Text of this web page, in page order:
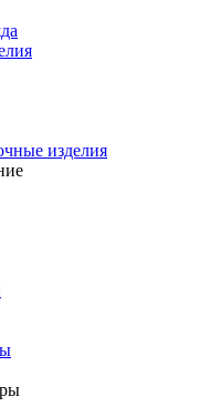
изделия